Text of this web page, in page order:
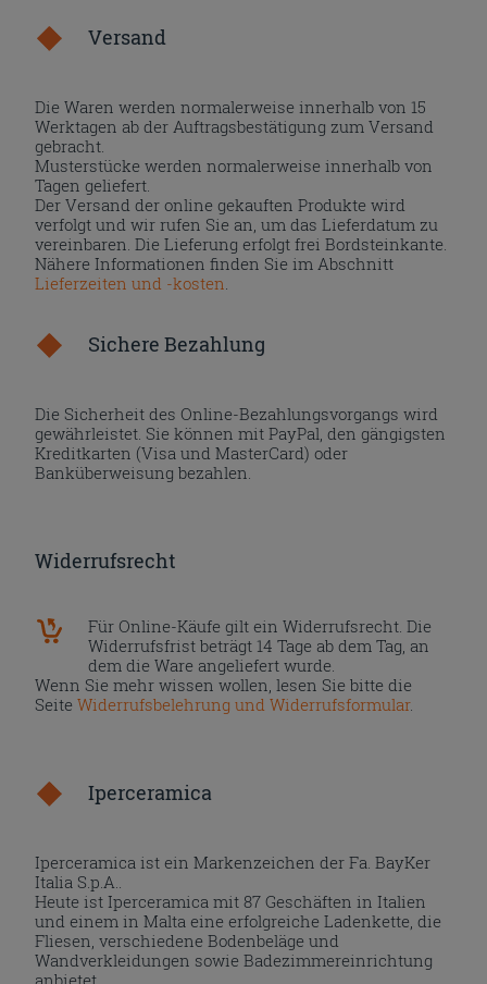
Versand
Die Waren werden normalerweise innerhalb von 15
Werktagen ab der Auftragsbestätigung zum Versand
gebracht.
Musterstücke werden normalerweise innerhalb von
Tagen geliefert.
Der Versand der online gekauften Produkte wird
verfolgt und wir rufen Sie an, um das Lieferdatum zu
vereinbaren. Die Lieferung erfolgt frei Bordsteinkante.
Nähere Informationen finden Sie im Abschnitt
Lieferzeiten und -kosten
Sichere Bezahlung
Die Sicherheit des Online-Bezahlungsvorgangs wird
gewährleistet. Sie können mit PayPal, den gängigsten
Kreditkarten (Visa und MasterCard) oder
Banküberweisung bezahlen.
Widerrufsrecht
Für Online-Käufe gilt ein Widerrufsrecht. Die
Widerrufsfrist beträgt 14 Tage ab dem Tag, an
dem die Ware angeliefert wurde.
Wenn Sie mehr wissen wollen, lesen Sie bitte die
SeiteWiderrufsbelehrung und Widerrufsformular.
Iperceramica
Iperceramica ist ein Markenzeichen der Fa. BayKer
Italia S.p.A..
Heute ist Iperceramica mit 87 Geschäften in Italien
und einem in Malta eine erfolgreiche Ladenkette, die
Fliesen, verschiedene Bodenbeläge und
Wandverkleidungen sowie Badezimmereinrichtung
anbietet.